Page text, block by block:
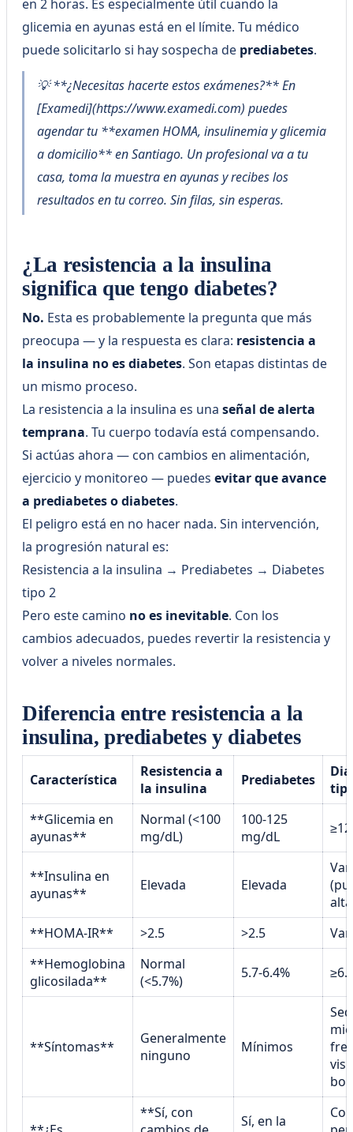
en 2 horas. Es especialmente útil cuando la
glicemia en ayunas está en el límite. Tu médico
puede solicitarlo si hay sospecha de prediabetes.
💡 **¿Necesitas hacerte estos exámenes?** En
[Examedi](https://www.examedi.com) puedes
agendar tu **examen HOMA, insulinemia y glicemia
a domicilio** en Santiago. Un profesional va a tu
casa, toma la muestra en ayunas y recibes los
resultados en tu correo. Sin filas, sin esperas.
¿La resistencia a la insulina
significa que tengo diabetes?
No. Esta es probablemente la pregunta que más
preocupa — y la respuesta es clara: resistencia a
la insulina no es diabetes. Son etapas distintas de
un mismo proceso.
La resistencia a la insulina es unaseñal de alerta
temprana. Tu cuerpo todavía está compensando.
Si actúas ahora — con cambios en alimentación,
ejercicio y monitoreo — puedesevitar que avance
a prediabetes o diabetes.
El peligro está en no hacer nada. Sin intervención,
la progresión natural es:
Resistencia a la insulina → Prediabetes → Diabetes
tipo 2
Pero este camino no es inevitable. Con los
cambios adecuados, puedes revertir la resistencia y
volver a niveles normales.
Diferencia entre resistencia a la
insulina, prediabetes y diabetes
Característica
Resistencia a
la insulina
Prediabetes
**Glicemia en
ayunas**
Normal (<100
mg/dL)
100-125
mg/dL
**Insulina en
ayunas**
Elevada Elevada
**HOMA-IR**
>2.5 >2.5
**Hemoglobina
glicosilada**
Normal
(<5.7%)
5.7-6.4%
**Síntomas**
Generalmente
ninguno
Mínimos
**Sí, con
Sí, en la